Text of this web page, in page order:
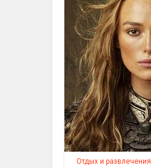
Отдых и развлечения